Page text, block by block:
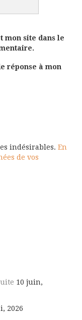
mon site dans le
réponse à mon
indésirables. En
de vos
10 juin,
2026